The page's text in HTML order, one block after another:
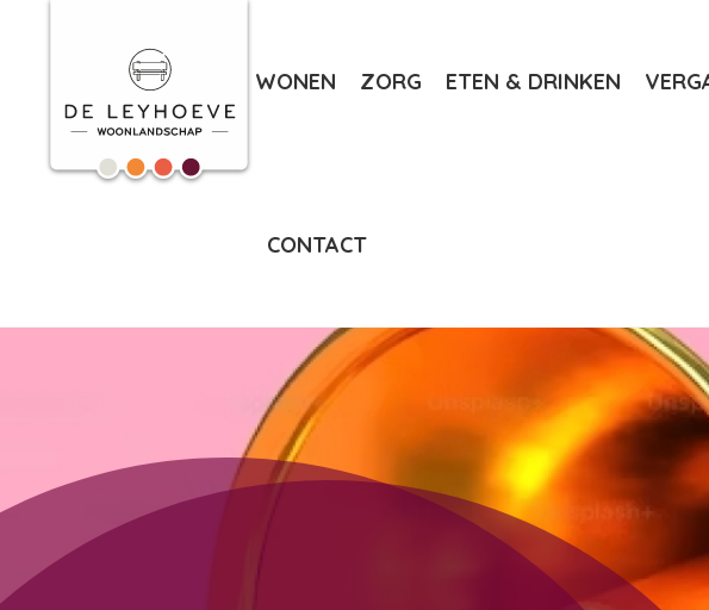
WONEN ZORG ETEN & DRINKEN
CONTACT